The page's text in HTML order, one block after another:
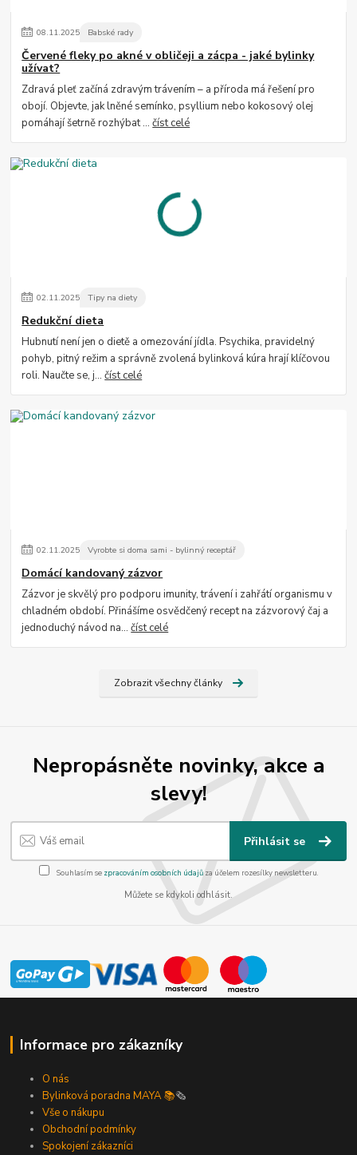
08.11.2025 Babské rady
Červené fleky po akné v obličeji a zácpa - jaké bylinky
užívat?
Zdravá pleť začíná zdravým trávením – a příroda má řešení pro
obojí. Objevte, jak lněné semínko, psyllium nebo kokosový olej
pomáhají šetrně rozhýbat ...číst celé
02.11.2025 Tipy na diety
Redukční dieta
Hubnutí není jen o dietě a omezování jídla. Psychika, pravidelný
pohyb, pitný režim a správně zvolená bylinková kúra hrají klíčovou
roli. Naučte se, j...číst celé
02.11.2025 Vyrobte si doma sami - bylinný receptář
Domácí kandovaný zázvor
Zázvor je skvělý pro podporu imunity, trávení i zahřátí organismu v
chladném období. Přinášíme osvědčený recept na zázvorový čaj a
jednoduchý návod na...číst celé
Zobrazit všechny články
Nepropásněte novinky, akce a
slevy!
Přihlásit se
Souhlasím se zpracováním osobních údajůza účelem rozesílky newsletteru.
Můžete se kdykoli odhlásit.
Informace pro zákazníky
O nás
Bylinková poradna MAYA 📚🗞️
Vše o nákupu
Obchodní podmínky
Spokojení zákazníci